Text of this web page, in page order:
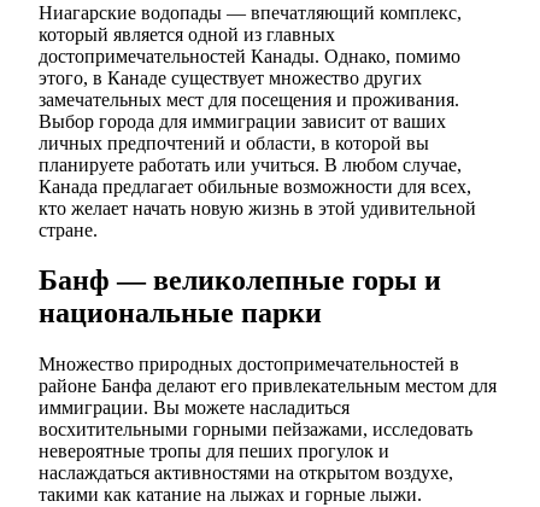
Ниагарские водопады — впечатляющий комплекс,
который является одной из главных
достопримечательностей Канады. Однако, помимо
этого, в Канаде существует множество других
замечательных мест для посещения и проживания.
Выбор города для иммиграции зависит от ваших
личных предпочтений и области, в которой вы
планируете работать или учиться. В любом случае,
Канада предлагает обильные возможности для всех,
кто желает начать новую жизнь в этой удивительной
стране.
Банф — великолепные горы и
национальные парки
Множество природных достопримечательностей в
районе Банфа делают его привлекательным местом для
иммиграции. Вы можете насладиться
восхитительными горными пейзажами, исследовать
невероятные тропы для пеших прогулок и
наслаждаться активностями на открытом воздухе,
такими как катание на лыжах и горные лыжи.